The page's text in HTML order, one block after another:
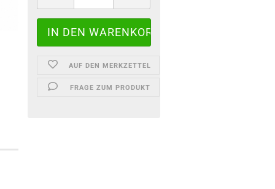
AUF DEN MERKZETTEL
FRAGE ZUM PRODUKT